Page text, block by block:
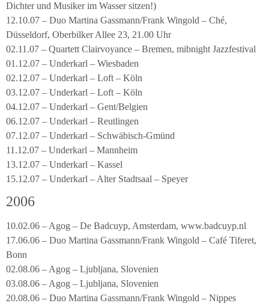
Dichter und Musiker im Wasser sitzen!)
12.10.07 – Duo Martina Gassmann/Frank Wingold – Ché,
Düsseldorf, Oberbilker Allee 23, 21.00 Uhr
02.11.07 – Quartett Clairvoyance – Bremen, mibnight Jazzfestival
01.12.07 – Underkarl – Wiesbaden
02.12.07 – Underkarl – Loft – Köln
03.12.07 – Underkarl – Loft – Köln
04.12.07 – Underkarl – Gent/Belgien
06.12.07 – Underkarl – Reutlingen
07.12.07 – Underkarl – Schwäbisch-Gmünd
11.12.07 – Underkarl – Mannheim
13.12.07 – Underkarl – Kassel
15.12.07 – Underkarl – Alter Stadtsaal – Speyer
2006
10.02.06 – Agog – De Badcuyp, Amsterdam, www.badcuyp.nl
17.06.06 – Duo Martina Gassmann/Frank Wingold – Café Tiferet,
Bonn
02.08.06 – Agog – Ljubljana, Slovenien
03.08.06 – Agog – Ljubljana, Slovenien
20.08.06 – Duo Martina Gassmann/Frank Wingold – Nippes